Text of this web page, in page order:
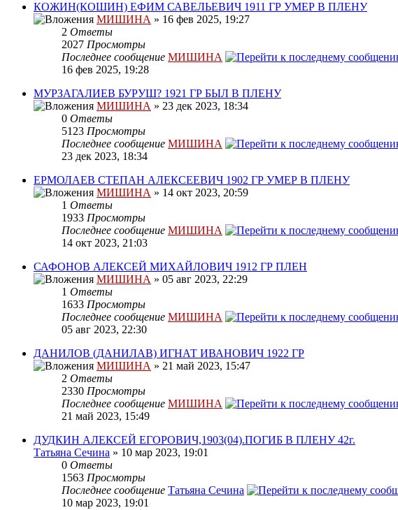
КОЖИН(КОШИН) ЕФИМ САВЕЛЬЕВИЧ 1911 ГР УМЕР В ПЛЕНУ
МИШИНА » 16 фев 2025, 19:27
2 Ответы
2027 Просмотры
Последнее сообщение МИШИНА
16 фев 2025, 19:28
МУРЗАГАЛИЕВ БУРУШ? 1921 ГР БЫЛ В ПЛЕНУ
МИШИНА » 23 дек 2023, 18:34
0 Ответы
5123 Просмотры
Последнее сообщение МИШИНА
23 дек 2023, 18:34
ЕРМОЛАЕВ СТЕПАН АЛЕКСЕЕВИЧ 1902 ГР УМЕР В ПЛЕНУ
МИШИНА » 14 окт 2023, 20:59
1 Ответы
1933 Просмотры
Последнее сообщение МИШИНА
14 окт 2023, 21:03
САФОНОВ АЛЕКСЕЙ МИХАЙЛОВИЧ 1912 ГР ПЛЕН
МИШИНА » 05 авг 2023, 22:29
1 Ответы
1633 Просмотры
Последнее сообщение МИШИНА
05 авг 2023, 22:30
ДАНИЛОВ (ДАНИЛАВ) ИГНАТ ИВАНОВИЧ 1922 ГР
МИШИНА » 21 май 2023, 15:47
2 Ответы
2330 Просмотры
Последнее сообщение МИШИНА
21 май 2023, 15:49
ДУДКИН АЛЕКСЕЙ ЕГОРОВИЧ,1903(04).ПОГИБ В ПЛЕНУ 42г.
Татьяна Сечина » 10 мар 2023, 19:01
0 Ответы
1563 Просмотры
Последнее сообщение Татьяна Сечина
10 мар 2023, 19:01